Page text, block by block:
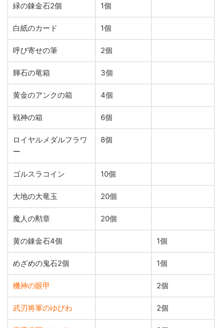
緑の錬金石2個 1個
白紙のカード 1個
呼び寄せの筆 2個
輝石の竜箱 3個
黄金のアンクの箱 4個
戦神の箱 6個
ロイヤルメダルフラワ
ー
8個
ゴルスラコイン 10個
大地の大竜玉 20個
魔人の勲章 20個
黄の錬金石4個 1個
めざめの鬼石2個 1個
機神の眼甲 2個
武刃将軍のゆびわ 2個